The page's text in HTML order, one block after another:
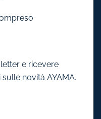
e ricevere
novità AYAMA.